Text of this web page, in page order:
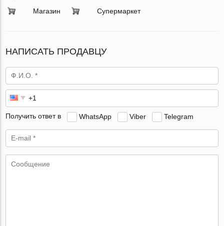
Магазин Супермаркет
НАПИСАТЬ ПРОДАВЦУ
Получить ответ в WhatsApp Viber Telegram